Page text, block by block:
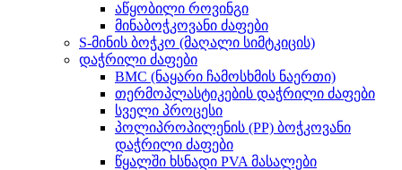
აწყობილი როვინგი
მინაბოჭკოვანი ძაფები
S-მინის ბოჭკო (მაღალი სიმტკიცის)
დაჭრილი ძაფები
BMC (ნაყარი ჩამოსხმის ნაერთი)
თერმოპლასტიკების დაჭრილი ძაფები
სველი პროცესი
პოლიპროპილენის (PP) ბოჭკოვანი
დაჭრილი ძაფები
წყალში ხსნადი PVA მასალები